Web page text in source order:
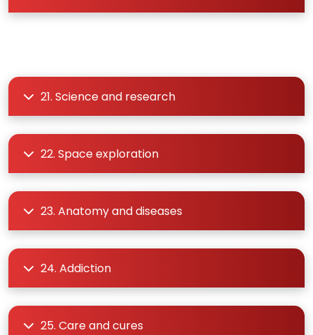
21. Science and research
22. Space exploration
23. Anatomy and diseases
24. Addiction
25. Care and cures